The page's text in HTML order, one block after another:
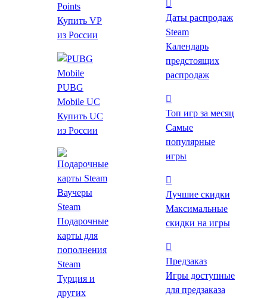
Points
Купить VP
из России
PUBG
Mobile UC
Купить UC
из России
Ваучеры
Steam
Подарочные
карты для
пополнения
Steam
Турция и
других
Даты распродаж
Steam
Календарь
предстоящих
распродаж
Топ игр за месяц
Самые
популярные
игры
Лучшие скидки
Максимальные
скидки на игры
Предзаказ
Игры доступные
для предзаказа
от 34 ₽
*Проверяйте регион активации после перехода на
страницу магазина.
Цены на игру
Видео и скриншоты
Требования
Похожие